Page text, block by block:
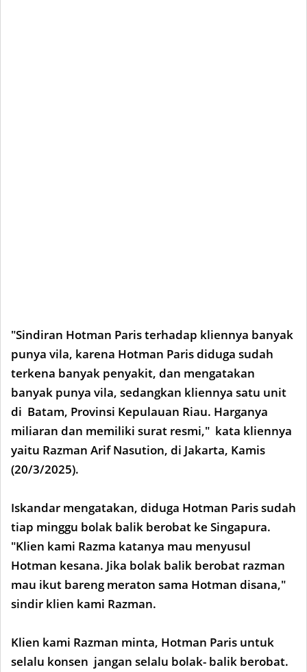
"Sindiran Hotman Paris terhadap kliennya banyak
punya vila, karena Hotman Paris diduga sudah
terkena banyak penyakit, dan mengatakan
banyak punya vila, sedangkan kliennya satu unit
di Batam, Provinsi Kepulauan Riau. Harganya
miliaran dan memiliki surat resmi," kata kliennya
yaitu Razman Arif Nasution, di Jakarta, Kamis
(20/3/2025).
Iskandar mengatakan, diduga Hotman Paris sudah
tiap minggu bolak balik berobat ke Singapura.
"Klien kami Razma katanya mau menyusul
Hotman kesana. Jika bolak balik berobat razman
mau ikut bareng meraton sama Hotman disana,"
sindir klien kami Razman.
Klien kami Razman minta, Hotman Paris untuk
selalu konsen jangan selalu bolak- balik berobat.